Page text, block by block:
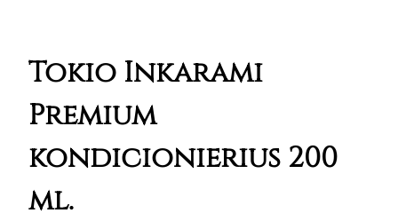
Tokio Inkarami
Premium
kondicionierius 200
ml.